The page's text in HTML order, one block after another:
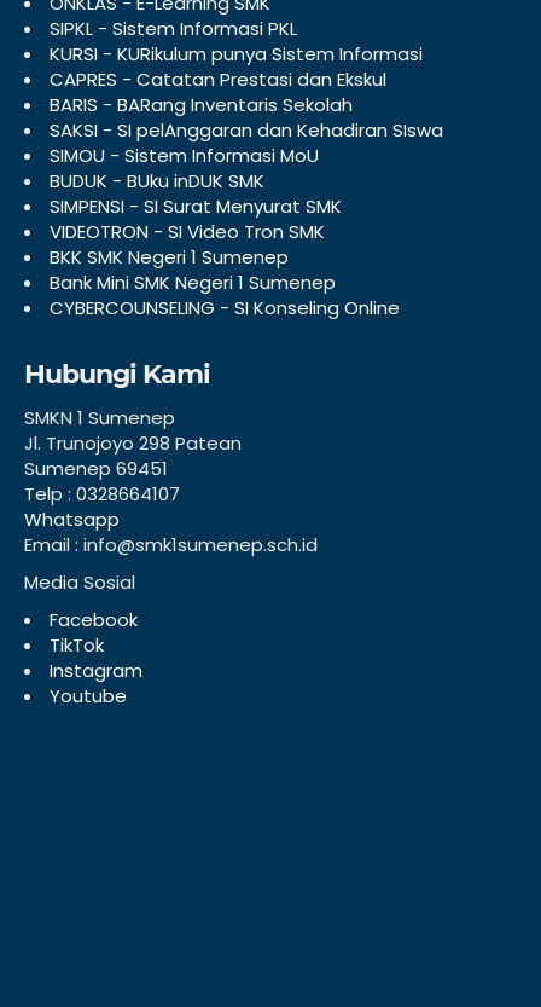
SIPKL - Sistem Informasi PKL
KURSI - KURikulum punya Sistem Informasi
CAPRES - Catatan Prestasi dan Ekskul
BARIS - BARang Inventaris Sekolah
SAKSI - SI pelAnggaran dan Kehadiran SIswa
SIMOU - Sistem Informasi MoU
BUDUK - BUku inDUK SMK
SIMPENSI - SI Surat Menyurat SMK
VIDEOTRON - SI Video Tron SMK
BKK SMK Negeri 1 Sumenep
Bank Mini SMK Negeri 1 Sumenep
CYBERCOUNSELING - SI Konseling Online
Hubungi Kami
SMKN 1 Sumenep
Jl. Trunojoyo 298 Patean
Sumenep 69451
Telp : 0328664107
Whatsapp
Email : info@smk1sumenep.sch.id
Media Sosial
Facebook
TikTok
Instagram
Youtube